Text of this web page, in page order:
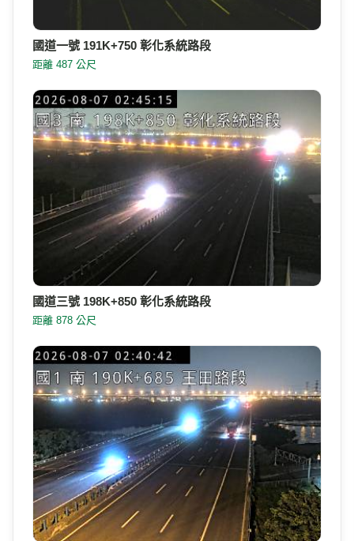
國道一號 191K+750 彰化系統路段
距離 487 公尺
國道三號 198K+850 彰化系統路段
距離 878 公尺